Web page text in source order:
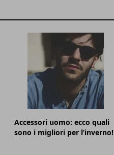
Accessori uomo: ecco quali
sono i migliori per l’inverno!